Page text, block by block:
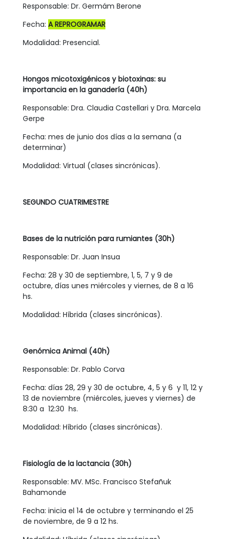
Responsable: Dr. Germám Berone
Fecha: A REPROGRAMAR
Modalidad: Presencial.
Hongos micotoxigénicos y biotoxinas: su
importancia en la ganadería (40h)
Responsable: Dra. Claudia Castellari y Dra. Marcela
Gerpe
Fecha: mes de junio dos días a la semana (a
determinar)
Modalidad: Virtual (clases sincrónicas).
SEGUNDO CUATRIMESTRE
Bases de la nutrición para rumiantes (30h)
Responsable: Dr. Juan Insua
Fecha: 28 y 30 de septiembre, 1, 5, 7 y 9 de
octubre, días unes miércoles y viernes, de 8 a 16
hs.
Modalidad: Híbrida (clases sincrónicas).
Genómica Animal (40h)
Responsable: Dr. Pablo Corva
Fecha: días 28, 29 y 30 de octubre, 4, 5 y 6 y 11, 12 y
13 de noviembre (miércoles, jueves y viernes) de
8:30 a 12:30 hs.
Modalidad: Híbrido (clases sincrónicas).
Fisiología de la lactancia (30h)
Responsable: MV. MSc. Francisco Stefañuk
Bahamonde
Fecha: inicia el 14 de octubre y terminando el 25
de noviembre, de 9 a 12 hs.